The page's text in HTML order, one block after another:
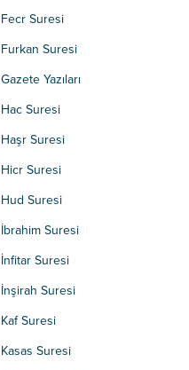
Fecr Suresi
Furkan Suresi
Gazete Yazıları
Hac Suresi
Haşr Suresi
Hicr Suresi
Hud Suresi
İbrahim Suresi
İnfitar Suresi
İnşirah Suresi
Kaf Suresi
Kasas Suresi